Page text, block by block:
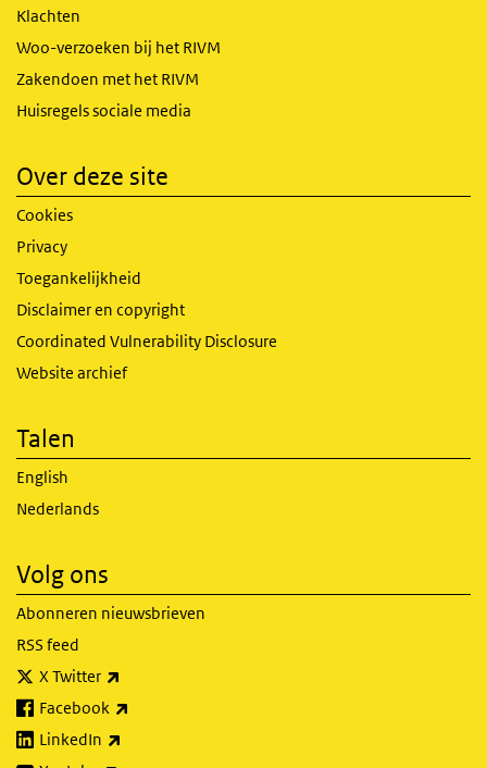
Klachten
Woo-verzoeken bij het RIVM
Zakendoen met het RIVM
Huisregels sociale media
Over deze site
Cookies
Privacy
Toegankelijkheid
Disclaimer en copyright
Coordinated Vulnerability Disclosure
Website archief
Talen
English
Nederlands
Volg ons
Abonneren nieuwsbrieven
RSS feed
X Twitter
Facebook
LinkedIn